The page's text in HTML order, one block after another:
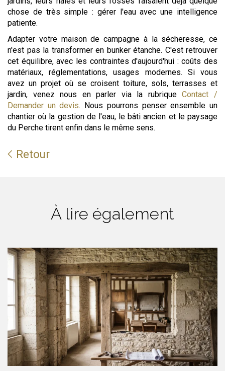
chose de très simple : gérer l'eau avec une intelligence
patiente.
Adapter votre maison de campagne à la sécheresse, ce
n'est pas la transformer en bunker étanche. C'est retrouver
cet équilibre, avec les contraintes d'aujourd'hui : coûts des
matériaux, réglementations, usages modernes. Si vous
avez un projet où se croisent toiture, sols, terrasses et
jardin, venez nous en parler via la rubriqueContact /
Demander un devis. Nous pourrons penser ensemble un
chantier où la gestion de l'eau, le bâti ancien et le paysage
du Perche tirent enfin dans le même sens.
Retour
À lire également